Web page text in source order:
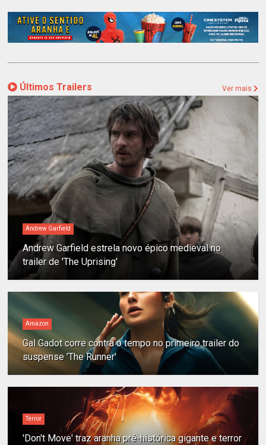
Últimos Trailers Ver mais
Andrew Garfield
Andrew Garfield estrela novo épico medieval no
trailer de 'The Uprising'
Amazon
Gal Gadot corre contra o tempo no primeiro trailer do
suspense 'The Runner'
Terror
'Don't Move' traz aranha pré-histórica gigante e terror